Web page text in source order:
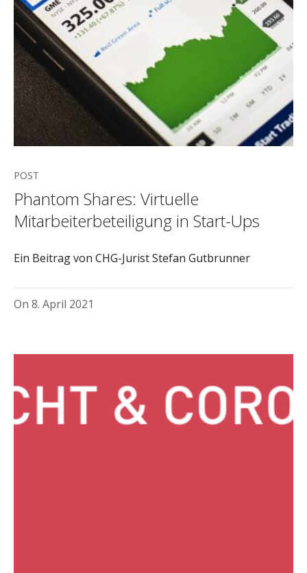
POST
Phantom Shares: Virtuelle
Mitarbeiterbeteiligung in Start-Ups
Ein Beitrag von CHG-Jurist Stefan Gutbrunner
On 8. April 2021